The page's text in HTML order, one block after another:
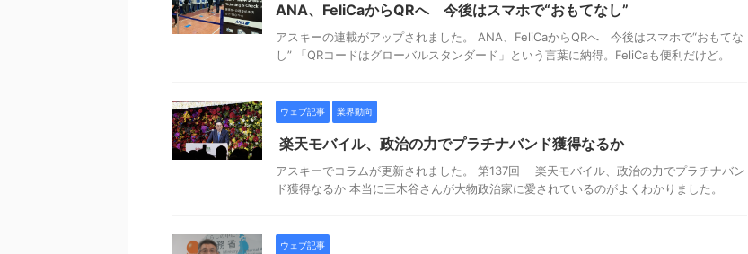
ANA、FeliCaからQRへ 今後はスマホで“おもてなし”
アスキーの連載がアップされました。 ANA、FeliCaからQRへ 今後はスマホで“おもてな
し” 「QRコードはグローバルスタンダード」という言葉に納得。FeliCaも便利だけど。
ウェブ記事 業界動向
楽天モバイル、政治の力でプラチナバンド獲得なるか
アスキーでコラムが更新されました。 第137回 楽天モバイル、政治の力でプラチナバン
ド獲得なるか 本当に三木谷さんが大物政治家に愛されているのがよくわかりました。
ウェブ記事